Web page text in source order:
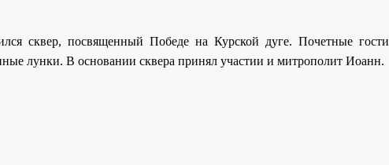
сквер, посвященный Победе на Курской дуге. Почетные гости
лунки. В основании сквера принял участии и митрополит Иоанн.